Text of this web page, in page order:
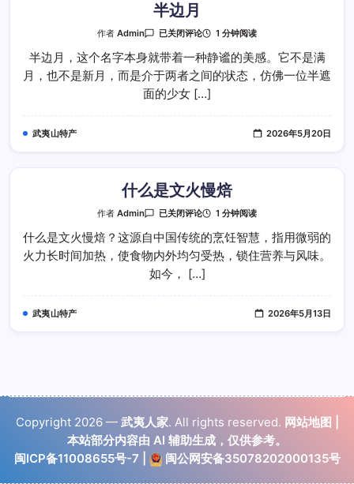
半边月
作者Admin
半
月
已关闭评论 1 分钟阅读
半边月，这个名字本身就带着一种静谧的美感。它不是满
月，也不是新月，而是介于两者之间的状态，仿佛一位半遮
面的少女 […]
武夷山特产 2026年5月20日
什么是文火慢焙
作者Admin
什
是
文
火
慢
焙
已关闭评论 1 分钟阅读
什么是文火慢焙？这源自中国传统的烹饪智慧，指用微弱的
火力长时间加热，使食物内外均匀受热，锁住营养与风味。
如今， […]
武夷山特产 2026年5月13日
Copyright 2026 — 武夷人家. All rights reserved. 网站地图
本站部分内容由 AI 辅助生成，仅供参考。
闽ICP备11008655号-7
闽公网安备35078202000135号